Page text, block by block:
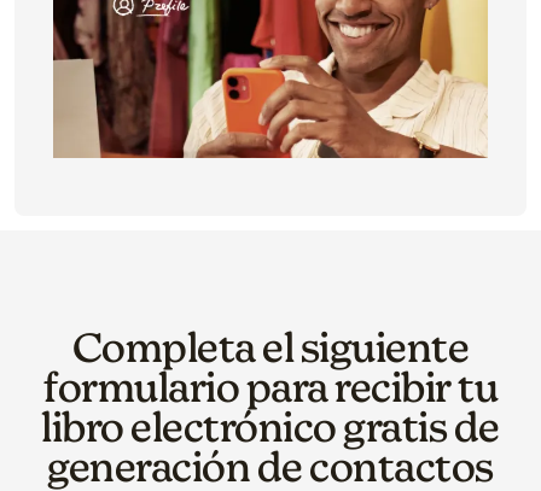
Completa el siguiente
formulario para recibir tu
libro electrónico gratis de
generación de contactos